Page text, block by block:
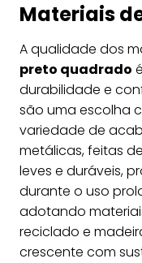
Materiais
A qualidade dos
preto quadrado
durabilidade e
são uma escolha
variedade de
metálicas, feitas
leves e duráveis,
durante o uso
adotando
reciclado e
crescente com